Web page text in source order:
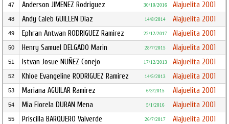
47 Anderson JIMENEZ Rodriguez 30/10/2016 Alajuelita 2001
48 Andy Caleb GUILLEN Diaz 14/8/2014 Alajuelita 2001
49 Ephran Antwan RODRIGUEZ Ramirez 22/12/2017 Alajuelita 2001
50 Henry Samuel DELGADO Marin 28/7/2015 Alajuelita 2001
51 Istvan Josue NUÑEZ Conejo 17/12/2013 Alajuelita 2001
52 Khloe Evangeline RODRIGUEZ Ramirez 14/5/2013 Alajuelita 2001
53 Mariana AGUILAR Ramirez 6/3/2015 Alajuelita 2001
54 Mia Fiorela DURAN Mena 5/1/2016 Alajuelita 2001
55 Priscilla BARQUERO Valverde 26/7/2017 Alajuelita 2001